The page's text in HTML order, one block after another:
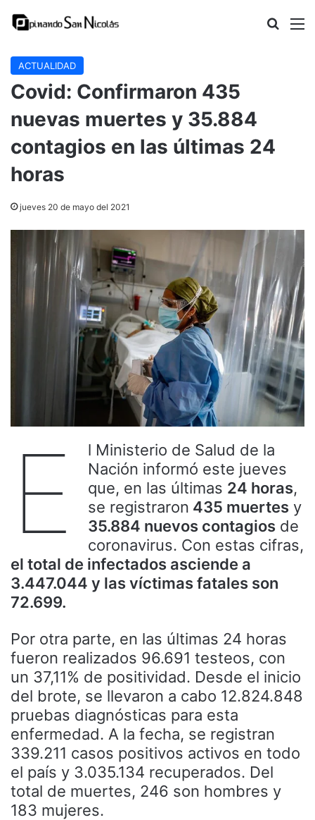
Buscar
ACTUALIDAD
Covid: Confirmaron 435
nuevas muertes y 35.884
contagios en las últimas 24
horas
jueves 20 de mayo del 2021
E
l Ministerio de Salud de la
Nación informó este jueves
que, en las últimas 24 horas,
se registraron 435 muertes y
35.884 nuevos contagios de
coronavirus. Con estas cifras,
el total de infectados asciende a
3.447.044 y las víctimas fatales son
72.699.
Por otra parte, en las últimas 24 horas
fueron realizados 96.691 testeos, con
un 37,11% de positividad. Desde el inicio
del brote, se llevaron a cabo 12.824.848
pruebas diagnósticas para esta
enfermedad. A la fecha, se registran
339.211 casos positivos activos en todo
el país y 3.035.134 recuperados. Del
total de muertes, 246 son hombres y
183 mujeres.